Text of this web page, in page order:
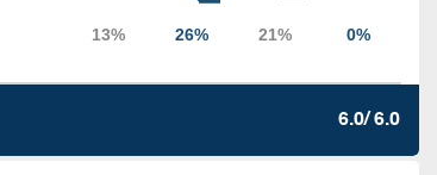
6.0/ 6.0